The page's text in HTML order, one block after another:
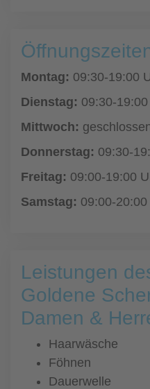
Montag: 09:30-19:00
Dienstag: 09:30-
Mittwoch:
Donnerstag: 09:30-
Freitag: 09:00-19:00
Samstag: 09:00-
Leistungen
Goldene
Damen &
Haarwäsche
Föhnen
Dauerwelle